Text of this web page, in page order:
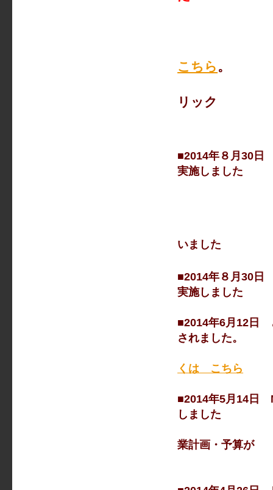
こちら 。
リック
■2014年８月30日
実施しました
いました
■2014年８月30日
実施しました
■2014年6月12日
されました。
くは こちら
■2014年5月14日
しました
業計画・予算が